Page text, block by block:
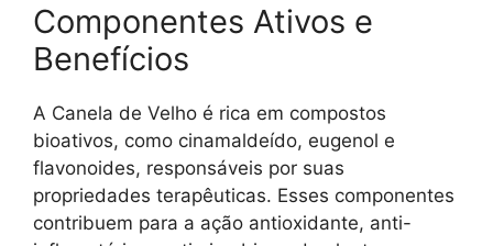
Componentes Ativos e
Benefícios
A Canela de Velho é rica em compostos
bioativos, como cinamaldeído, eugenol e
flavonoides, responsáveis por suas
propriedades terapêuticas. Esses componentes
contribuem para a ação antioxidante, anti-